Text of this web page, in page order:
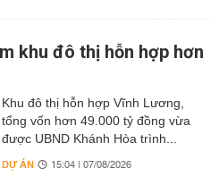
khu đô thị hỗn hợp hơn
Khu đô thị hỗn hợp Vĩnh Lương,
tổng vốn hơn 49.000 tỷ đồng vừa
được UBND Khánh Hòa trình...
DỰ ÁN 15:04 | 07/08/2026